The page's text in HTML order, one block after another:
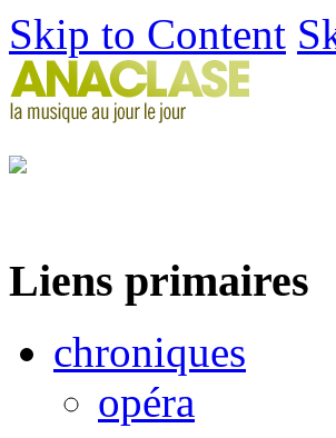
Skip to Content
Liens primaires
chroniques
opéra